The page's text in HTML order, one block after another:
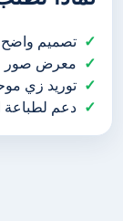
تصميم
معرض صور
توريد زي
دعم لطباعة